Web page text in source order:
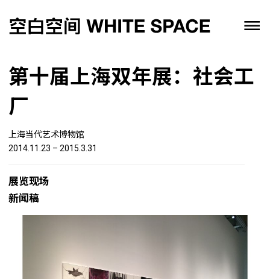
第十届上海双年展：社会工
厂
上海当代艺术博物馆
2014.11.23 – 2015.3.31
展览现场
新闻稿